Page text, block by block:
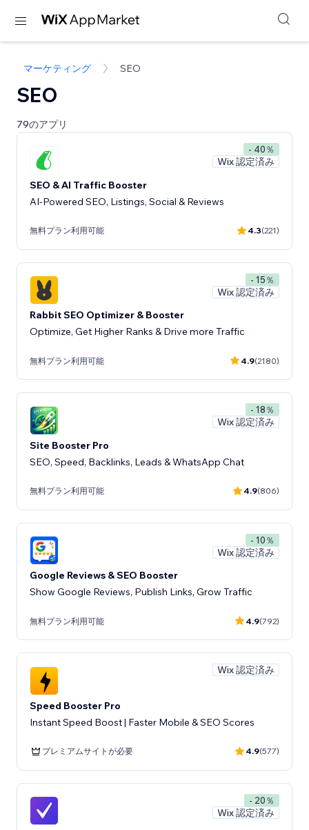
マーケティング SEO
SEO
79のアプリ
- 40％
Wix 認定済み
SEO & AI Traffic Booster
AI-Powered SEO, Listings, Social & Reviews
無料プラン利用可能 4.3(221)
- 15％
Wix 認定済み
Rabbit SEO Optimizer & Booster
Optimize, Get Higher Ranks & Drive more Traffic
無料プラン利用可能 4.9(2180)
- 18％
Wix 認定済み
Site Booster Pro
SEO, Speed, Backlinks, Leads & WhatsApp Chat
無料プラン利用可能 4.9(806)
- 10％
Wix 認定済み
Google Reviews & SEO Booster
Show Google Reviews, Publish Links, Grow Traffic
無料プラン利用可能 4.9(792)
Wix 認定済み
Speed Booster Pro
Instant Speed Boost | Faster Mobile & SEO Scores
プレミアムサイトが必要 4.9(577)
- 20％
Wix 認定済み